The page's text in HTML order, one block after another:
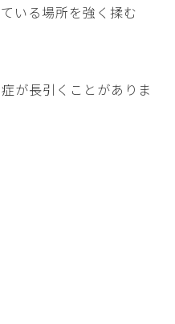
いる場所を強く揉む
が長引くことがありま